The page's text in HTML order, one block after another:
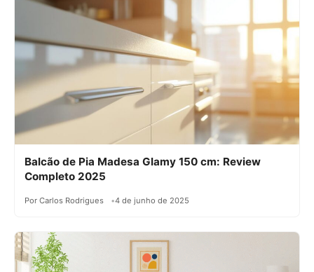
Balcão de Pia Madesa Glamy 150 cm: Review
Completo 2025
Por Carlos Rodrigues 4 de junho de 2025